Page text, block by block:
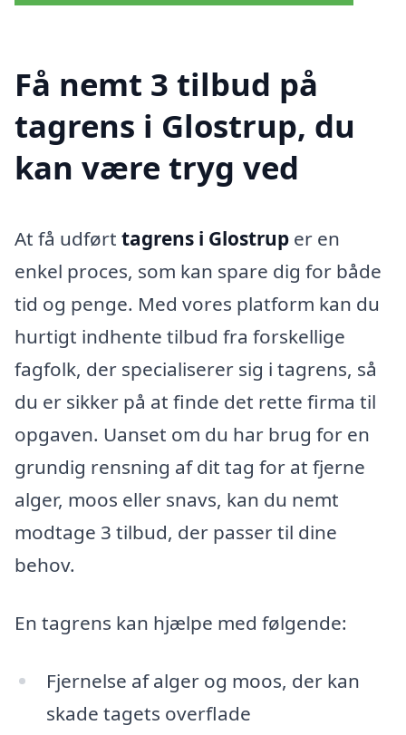
Få nemt 3 tilbud på
tagrens i Glostrup, du
kan være tryg ved
At få udført tagrens i Glostrup er en
enkel proces, som kan spare dig for både
tid og penge. Med vores platform kan du
hurtigt indhente tilbud fra forskellige
fagfolk, der specialiserer sig i tagrens, så
du er sikker på at finde det rette firma til
opgaven. Uanset om du har brug for en
grundig rensning af dit tag for at fjerne
alger, moos eller snavs, kan du nemt
modtage 3 tilbud, der passer til dine
behov.
En tagrens kan hjælpe med følgende:
Fjernelse af alger og moos, der kan
skade tagets overflade